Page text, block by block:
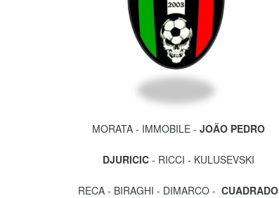
MORATA - IMMOBILE - JOÃO PEDRO
DJURICIC- RICCI - KULUSEVSKI
RECA - BIRAGHI - DIMARCO - CUADRADO